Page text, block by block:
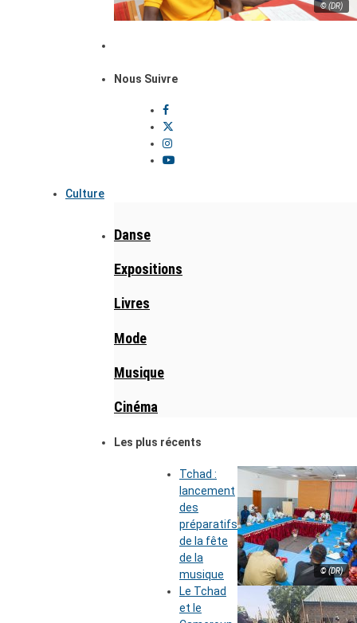
© (DR)
Nous Suivre
Culture
Danse
Expositions
Livres
Mode
Musique
Cinéma
Les plus récents
© (DR)
Tchad :
lancement
des
préparatifs
de la fête
de la
musique
Le Tchad
et le